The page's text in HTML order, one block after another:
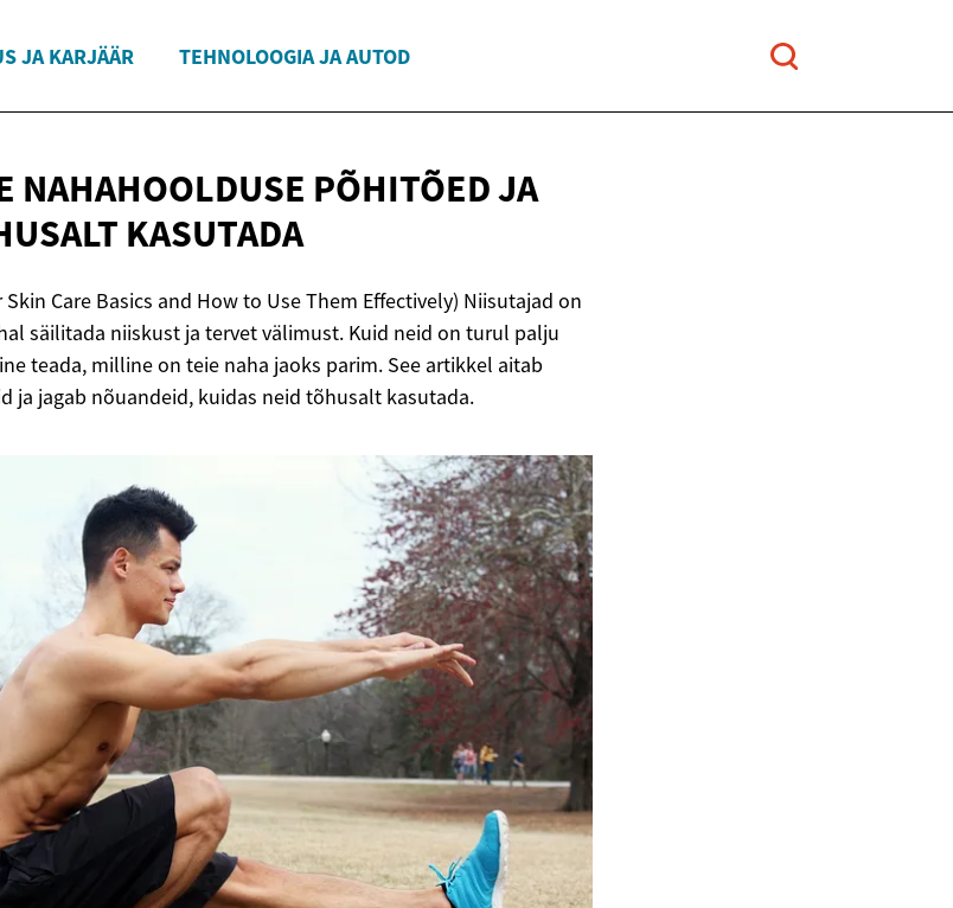
JA KARJÄÄR TEHNOLOOGIA JA AUTOD
NAHAHOOLDUSE PÕHITÕED JA
KASUTADA
Care Basics and How to Use Them Effectively) Niisutajad on
säilitada niiskust ja tervet välimust. Kuid neid on turul palju
teada, milline on teie naha jaoks parim. See artikkel aitab
ja jagab nõuandeid, kuidas neid tõhusalt kasutada.